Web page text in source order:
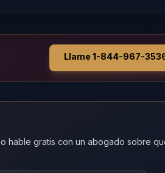
Llame 1-844-967-
hable gratis con un abogado sobre